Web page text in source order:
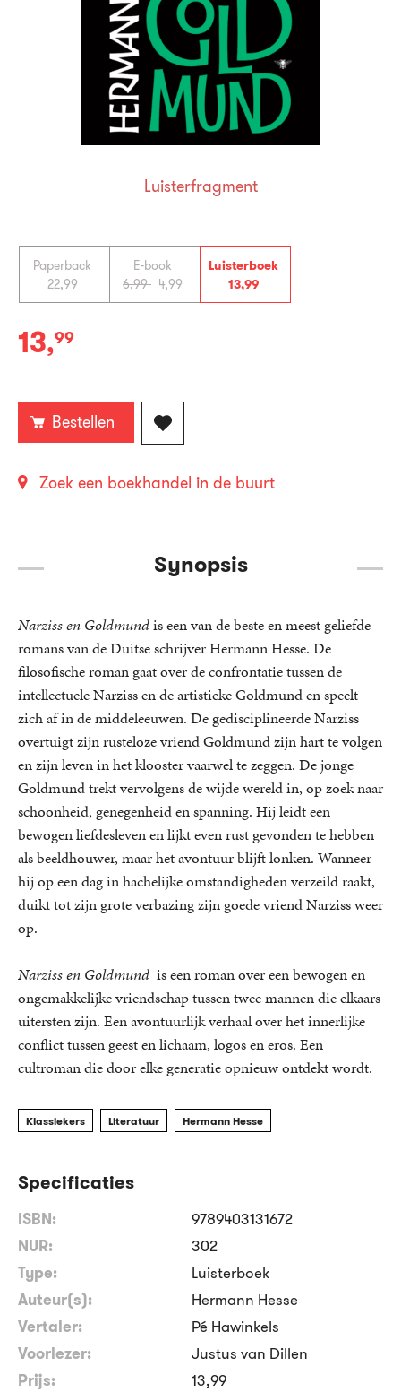
Paperback
22,99
E-book
6,99 4,99
Luisterboek
13,99
Luisterboek:
13,99
Bestellen
Zoek een boekhandel in de buurt
Luisterfragment
Synopsis
Narziss en Goldmundis een van de beste en meest geliefde
romans van de Duitse schrijver Hermann Hesse. De
filosofische roman gaat over de confrontatie tussen de
intellectuele Narziss en de artistieke Goldmund en speelt
zich af in de middeleeuwen. De gedisciplineerde Narziss
overtuigt zijn rusteloze vriend Goldmund zijn hart te volgen
en zijn leven in het klooster vaarwel te zeggen. De jonge
Goldmund trekt vervolgens de wijde wereld in, op zoek naar
schoonheid, genegenheid en spanning. Hij leidt een
bewogen liefdesleven en lijkt even rust gevonden te hebben
als beeldhouwer, maar het avontuur blijft lonken. Wanneer
hij op een dag in hachelijke omstandigheden verzeild raakt,
duikt tot zijn grote verbazing zijn goede vriend Narziss weer
op.
Narziss en Goldmund is een roman over een bewogen en
ongemakkelijke vriendschap tussen twee mannen die elkaars
uitersten zijn. Een avontuurlijk verhaal over het innerlijke
conflict tussen geest en lichaam, logos en eros. Een
cultroman die door elke generatie opnieuw ontdekt wordt.
Klassiekers Literatuur Hermann Hesse
Specificaties
ISBN:
9789403131672
NUR:
302
Type:
Luisterboek
Auteur(s):
Hermann Hesse
Vertaler:
Pé Hawinkels
Voorlezer:
Justus van Dillen
Prijs:
13,99